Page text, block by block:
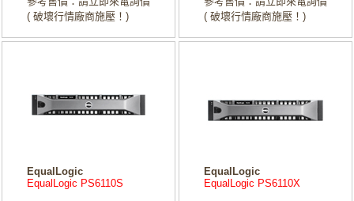
( 破壞行情廠商施壓！)
( 破壞行情廠商施壓！)
EqualLogic
EqualLogic PS6110S
EqualLogic
EqualLogic PS6110X